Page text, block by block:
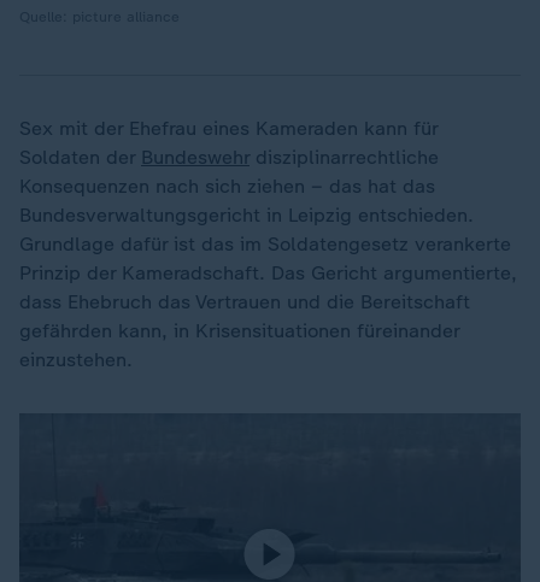
Sex mit der Ehefrau eines Kameraden kann für
Soldaten der Bundeswehr disziplinarrechtliche
Konsequenzen nach sich ziehen – das hat das
Bundesverwaltungsgericht in Leipzig entschieden.
Grundlage dafür ist das im Soldatengesetz verankerte
Prinzip der Kameradschaft. Das Gericht argumentierte,
dass Ehebruch das Vertrauen und die Bereitschaft
gefährden kann, in Krisensituationen füreinander
einzustehen.